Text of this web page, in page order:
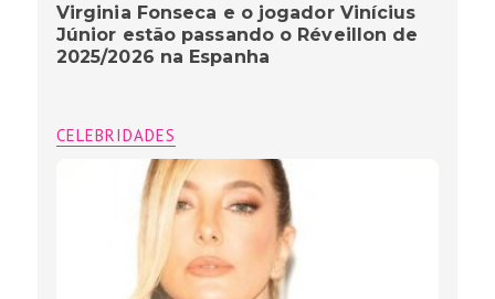
Virginia Fonseca e o jogador Vinícius
Júnior estão passando o Réveillon de
2025/2026 na Espanha
CELEBRIDADES